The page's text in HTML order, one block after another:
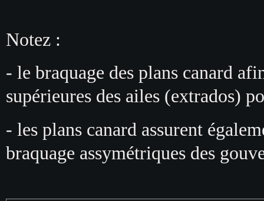
Notez :
- le braquage des plans canard
supérieures des ailes (extrados)
- les plans canard assurent
braquage assymétriques des